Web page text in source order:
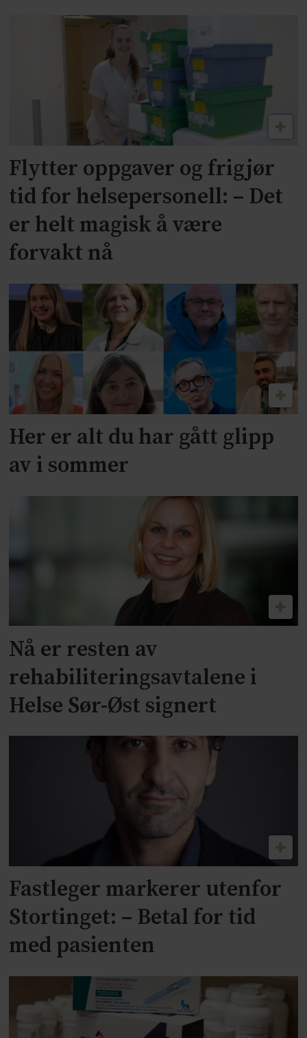
Flytter oppgaver og frigjør
tid for helsepersonell: – Det
er helt magisk å være
forvakt nå
Her er alt du har gått glipp
av i sommer
Nå er resten av
rehabiliteringsavtalene i
Helse Sør-Øst signert
Fastleger markerer utenfor
Stortinget: – Betal for tid
med pasienten